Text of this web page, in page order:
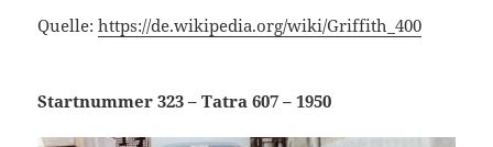
Quelle:https://de.wikipedia.org/wiki/Griffith_400
Startnummer 323 – Tatra 607 – 1950